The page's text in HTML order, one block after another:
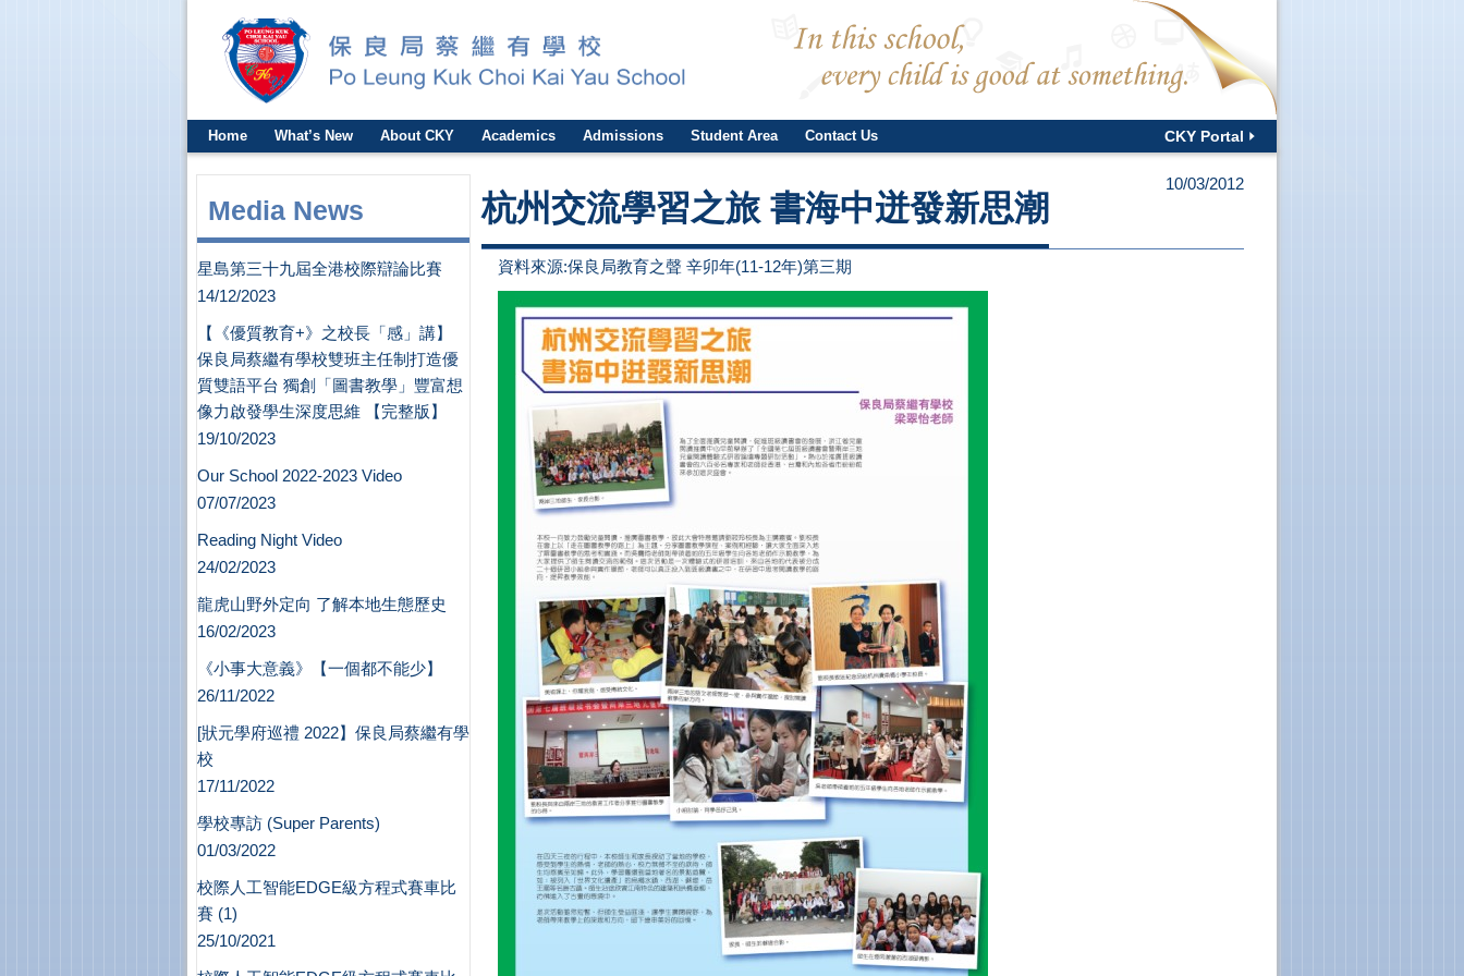
Home What’s New About CKY Academics Admissions Student Area Contact Us CKY Portal
Media News
星島第三十九屆全港校際辯論比賽
14/12/2023
【《優質教育+》之校長「感」講】
保良局蔡繼有學校雙班主任制打造優
質雙語平台 獨創「圖書教學」豐富想
像力啟發學生深度思維 【完整版】
19/10/2023
Our School 2022-2023 Video
07/07/2023
Reading Night Video
24/02/2023
龍虎山野外定向 了解本地生態歷史
16/02/2023
《小事大意義》【一個都不能少】
26/11/2022
[狀元學府巡禮 2022】保良局蔡繼有學
校
17/11/2022
學校專訪 (Super Parents)
01/03/2022
校際人工智能EDGE級方程式賽車比
賽 (1)
25/10/2021
杭州交流學習之旅 書海中迸發新思潮
10/03/2012
資料來源:保良局教育之聲 辛卯年(11-12年)第三期